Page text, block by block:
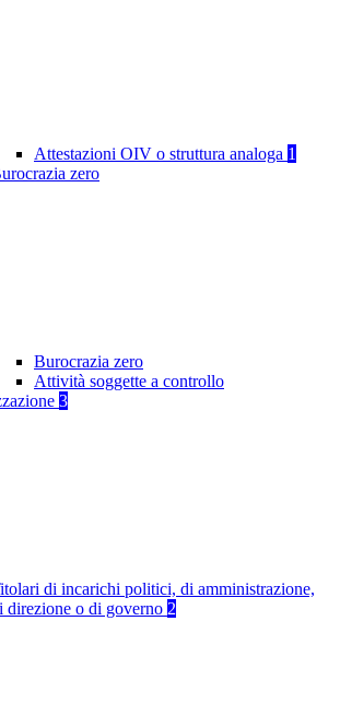
Attestazioni OIV o struttura analoga 1
zero
Burocrazia zero
Attività soggette a controllo
3
di incarichi politici, di amministrazione,
direzione o di governo 2